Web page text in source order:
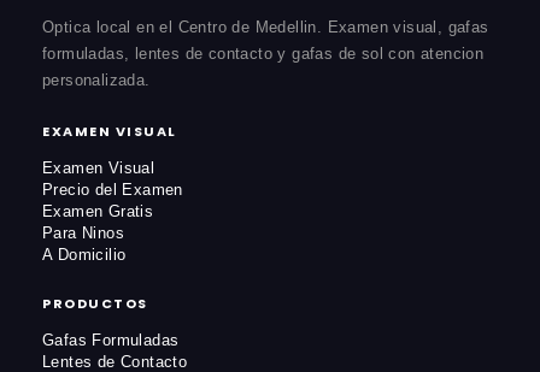
Optica local en el Centro de Medellin. Examen visual, gafas
formuladas, lentes de contacto y gafas de sol con atencion
personalizada.
EXAMEN VISUAL
Examen Visual
Precio del Examen
Examen Gratis
Para Ninos
A Domicilio
PRODUCTOS
Gafas Formuladas
Lentes de Contacto